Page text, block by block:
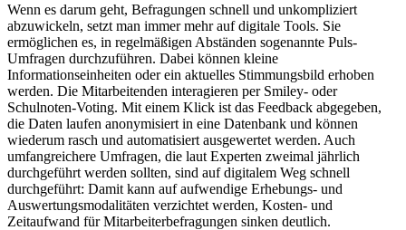
Wenn es darum geht, Befragungen schnell und unkompliziert
abzuwickeln, setzt man immer mehr auf digitale Tools. Sie
ermöglichen es, in regelmäßigen Abständen sogenannte Puls-
Umfragen durchzuführen. Dabei können kleine
Informationseinheiten oder ein aktuelles Stimmungsbild erhoben
werden. Die Mitarbeitenden interagieren per Smiley- oder
Schulnoten-Voting. Mit einem Klick ist das Feedback abgegeben,
die Daten laufen anonymisiert in eine Datenbank und können
wiederum rasch und automatisiert ausgewertet werden. Auch
umfangreichere Umfragen, die laut Experten zweimal jährlich
durchgeführt werden sollten, sind auf digitalem Weg schnell
durchgeführt: Damit kann auf aufwendige Erhebungs- und
Auswertungsmodalitäten verzichtet werden, Kosten- und
Zeitaufwand für Mitarbeiterbefragungen sinken deutlich.